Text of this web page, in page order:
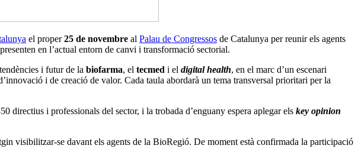
el proper25 de novembre al Palau de Congressos de Catalunya per reunir els agents
en l’actual entorn de canvi i transformació sectorial.
i futur de la biofarma, el tecmed i el digital health, en el marc d’un escenari
i de creació de valor. Cada taula abordarà un tema transversal prioritari per la
directius i professionals del sector, i la trobada d’enguany espera aplegar els key opinion
visibilitzar-se davant els agents de la BioRegió. De moment està confirmada la participació